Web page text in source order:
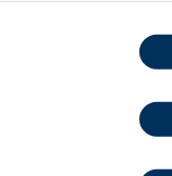
skiljer sig åt
sig. På en
medan
familjen eller